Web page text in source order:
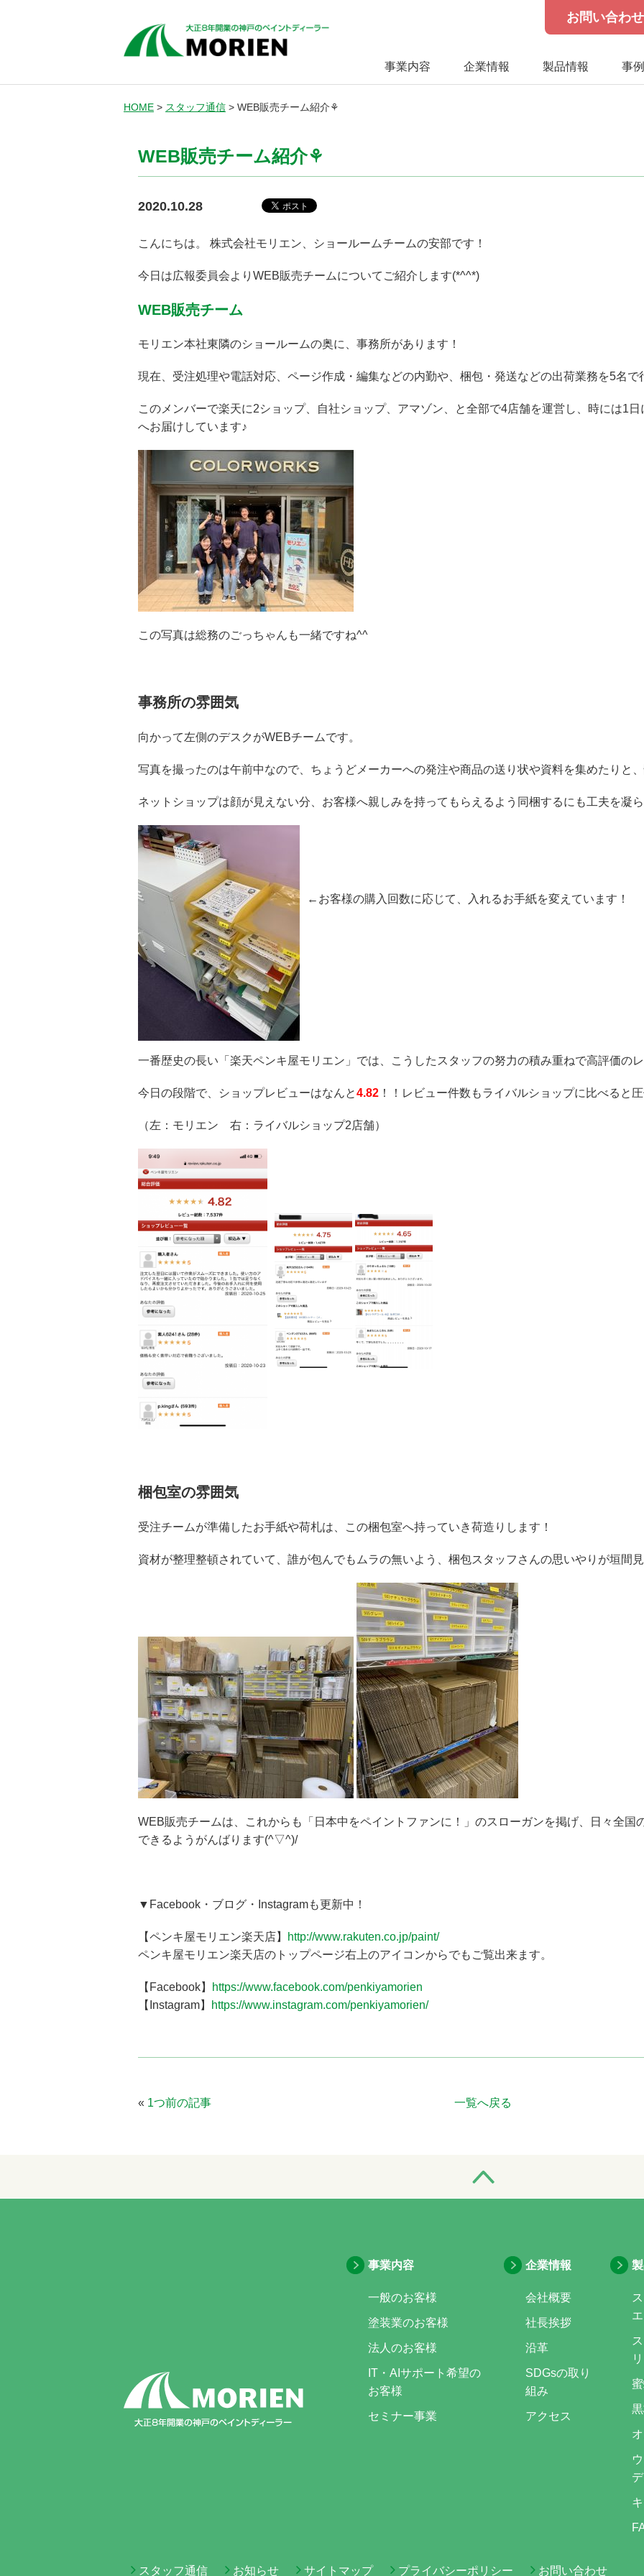
お問い合わ
事業内容 企業情報 製品情報 事
HOME > スタッフ通信 > WEB販売チーム紹介⚘
WEB販売チーム紹介⚘
2020.10.28
こんにちは。 株式会社モリエン、ショールームチームの安部です！
今日は広報委員会よりWEB販売チームについてご紹介します(*^^*)
WEB販売チーム
モリエン本社東隣のショールームの奥に、事務所があります！
現在、受注処理や電話対応、ページ作成・編集などの内勤や、梱包・発送などの出荷業務を5名で
このメンバーで楽天に2ショップ、自社ショップ、アマゾン、と全部で4店舗を運営し、時には1
へお届けしています♪
この写真は総務のごっちゃんも一緒ですね^^
事務所の雰囲気
向かって左側のデスクがWEBチームです。
写真を撮ったのは午前中なので、ちょうどメーカーへの発注や商品の送り状や資料を集めたりと
ネットショップは顔が見えない分、お客様へ親しみを持ってもらえるよう同梱するにも工夫を凝ら
←お客様の購入回数に応じて、入れるお手紙を変えています！
一番歴史の長い「楽天ペンキ屋モリエン」では、こうしたスタッフの努力の積み重ねで高評価の
今日の段階で、ショップレビューはなんと4.82 ！！レビュー件数もライバルショップに比べると圧
（左：モリエン 右：ライバルショップ2店舗）
梱包室の雰囲気
受注チームが準備したお手紙や荷札は、この梱包室へ持っていき荷造りします！
資材が整理整頓されていて、誰が包んでもムラの無いよう、梱包スタッフさんの思いやりが垣間
WEB販売チームは、これからも「日本中をペイントファンに！」のスローガンを掲げ、日々全国
できるようがんばります(^▽^)/
▼Facebook・ブログ・Instagramも更新中！
【ペンキ屋モリエン楽天店】
http://www.rakuten.co.jp/paint/
ペンキ屋モリエン楽天店のトップページ右上のアイコンからでもご覧出来ます。
【Facebook】
https://www.facebook.com/penkiyamorien
【Instagram】
https://www.instagram.com/penkiyamorien/
« 1つ前の記事 一覧へ戻る
事業内容
一般のお客様
塗装業のお客様
法人のお客様
IT・AIサポート希望の
お客様
セミナー事業
企業情報
会社概要
社長挨拶
沿革
SDGsの取り
組み
アクセス
スタッフ通信 お知らせ サイトマップ プライバシーポリシー お問い合わせ